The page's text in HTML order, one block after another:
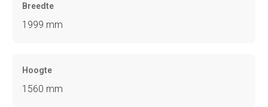
Breedte
1999 mm
Hoogte
1560 mm